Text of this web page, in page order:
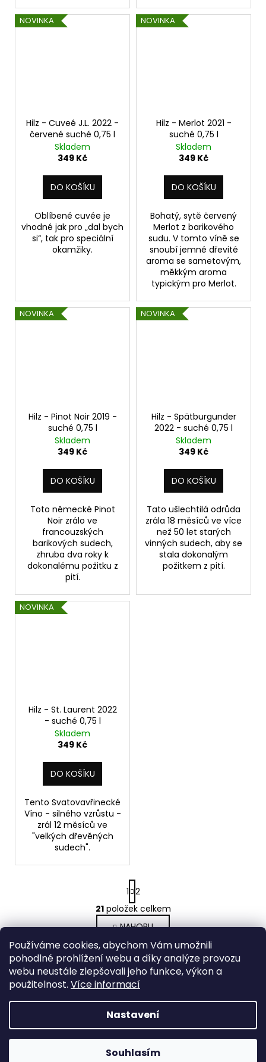
Používáme cookies, abychom Vám umožnili
pohodlné prohlížení webu a díky analýze provozu
webu neustále zlepšovali jeho funkce, výkon a
použitelnost. Více informací
Nastavení
Souhlasím
NOVINKA
Hilz - Cuveé J.L. 2022 -
červené suché 0,75 l
Skladem
349 Kč
DO KOŠÍKU
Oblíbené cuvée je
vhodné jak pro „dal bych
si“, tak pro speciální
okamžiky.
NOVINKA
Hilz - Merlot 2021 -
suché 0,75 l
Skladem
349 Kč
DO KOŠÍKU
Bohatý, sytě červený
Merlot z barikového
sudu. V tomto víně se
snoubí jemné dřevité
aroma se sametovým,
měkkým aroma
typickým pro Merlot.
NOVINKA
Hilz - Pinot Noir 2019 -
suché 0,75 l
Skladem
349 Kč
DO KOŠÍKU
Toto německé Pinot
Noir zrálo ve
francouzských
barikových sudech,
zhruba dva roky k
dokonalému požitku z
pití.
NOVINKA
Hilz - Spätburgunder
2022 - suché 0,75 l
Skladem
349 Kč
DO KOŠÍKU
Tato ušlechtilá odrůda
zrála 18 měsíců ve více
než 50 let starých
vinných sudech, aby se
stala dokonalým
požitkem z pití.
NOVINKA
Hilz - St. Laurent 2022
- suché 0,75 l
Skladem
349 Kč
DO KOŠÍKU
Tento Svatovavřinecké
Víno - silného vzrůstu -
zrál 12 měsíců ve
"velkých dřevěných
sudech".
O
v
l
á
d
a
c
í
p
r
v
S
t
r
á
n
k
o
v
á
n
í
1 2
21položek celkem
NAHORU
Doprava nad 1000 Kč zdarma
Při objednání nad 1000 Kč, máte dopravu
zdarma.
á Copyright 2026Záviška Esposito Winery s.r.o.. Všechna
práva vyhrazena.